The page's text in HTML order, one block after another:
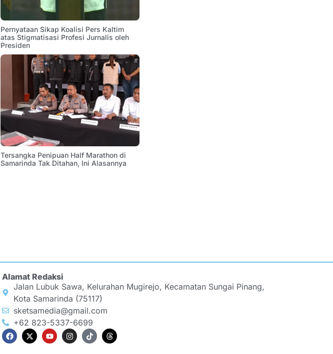
Pernyataan Sikap Koalisi Pers Kaltim
atas Stigmatisasi Profesi Jurnalis oleh
Presiden
Tersangka Penipuan Half Marathon di
Samarinda Tak Ditahan, Ini Alasannya
Alamat Redaksi
Jalan Lubuk Sawa, Kelurahan Mugirejo, Kecamatan Sungai Pinang,
Kota Samarinda (75117)
sketsamedia@gmail.com
+62 823-5337-6699